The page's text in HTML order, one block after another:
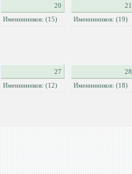
20
Именинников: (15)
21
Именинников: (19)
27
Именинников: (12)
28
Именинников: (18)